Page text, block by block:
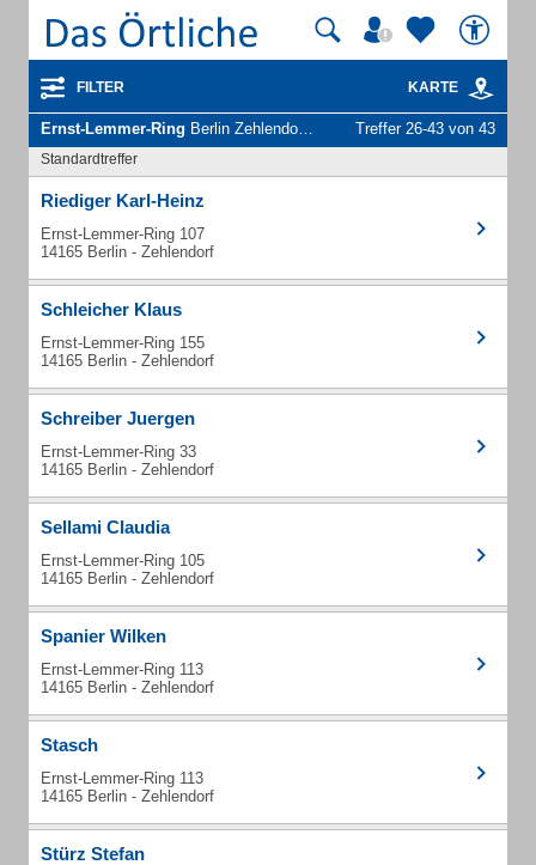
FILTER KARTE
Ernst-Lemmer-Ring Berlin Zehlendorf - Unternehmen und Personen Treffer 26-43 von 43
Standardtreffer
Riediger Karl-Heinz
Ernst-Lemmer-Ring 107
14165 Berlin - Zehlendorf
Schleicher Klaus
Ernst-Lemmer-Ring 155
14165 Berlin - Zehlendorf
Schreiber Juergen
Ernst-Lemmer-Ring 33
14165 Berlin - Zehlendorf
Sellami Claudia
Ernst-Lemmer-Ring 105
14165 Berlin - Zehlendorf
Spanier Wilken
Ernst-Lemmer-Ring 113
14165 Berlin - Zehlendorf
Stasch
Ernst-Lemmer-Ring 113
14165 Berlin - Zehlendorf
Stürz Stefan